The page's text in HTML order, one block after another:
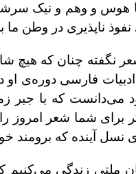
با هوس و وهم و نیک
ناپذیری در وطن
نگفته چنان که هیچ
فارسی دوره‌ی او
می‌دانست که با جبر
برای شما شعر امروز
نسل آینده که
ملتی زندگی